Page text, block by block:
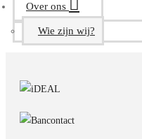
Over ons
Wie zijn wij?